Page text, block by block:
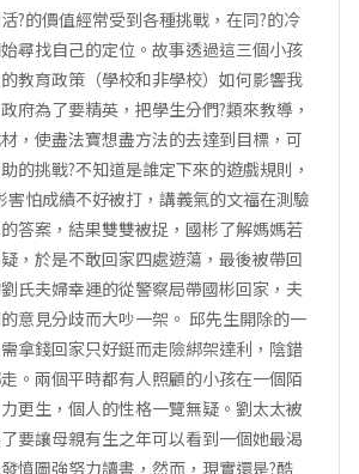
?的價值經常受到各種挑戰，在同?的冷
尋找自己的定位。故事透過這三個小孩
教育政策（學校和非學校）如何影響我
府為了要精英，把學生分們?類來教導，
，使盡法寶想盡方法的去達到目標，可
的挑戰?不知道是誰定下來的遊戲規則，
怕成績不好被打，講義氣的文福在測驗
答案，結果雙雙被捉，國彬了解媽媽若
，於是不敢回家四處遊蕩，最後被帶回
氏夫婦幸運的從警察局帶國彬回家，夫
意見分歧而大吵一架。 邱先生開除的一
拿錢回家只好鋌而走險綁架達利，陰錯
。兩個平時都有人照顧的小孩在一個陌
更生，個人的性格一覽無疑。劉太太被
要讓母親有生之年可以看到一個她最渴
憤圖強努力讀書，然而，現實還是?酷